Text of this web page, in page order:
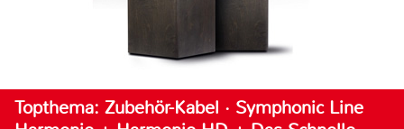
Topthema: Zubehör-Kabel · Symphonic Line